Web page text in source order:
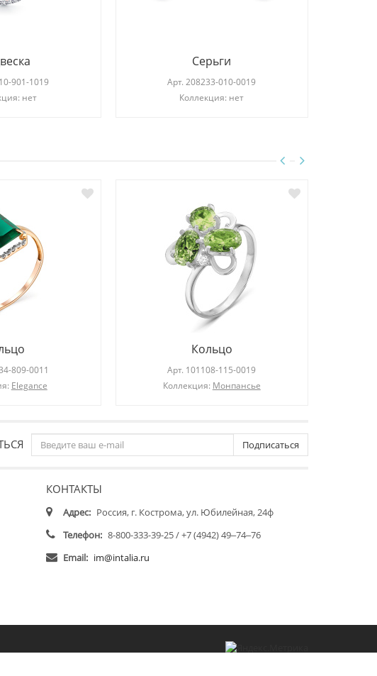
901-1019
нет
Серьги
Арт.208233-010-0019
Коллекция: нет
809-0011
Elegance
Кольцо
Арт. 101108-115-0019
Коллекция: Монпансье
Подписаться
КОНТАКТЫ
Адрес: Россия, г. Кострома, ул. Юбилейная, 24ф
Телефон: 8-800-333-39-25 / +7 (4942) 49‒74‒76
Email: im@intalia.ru